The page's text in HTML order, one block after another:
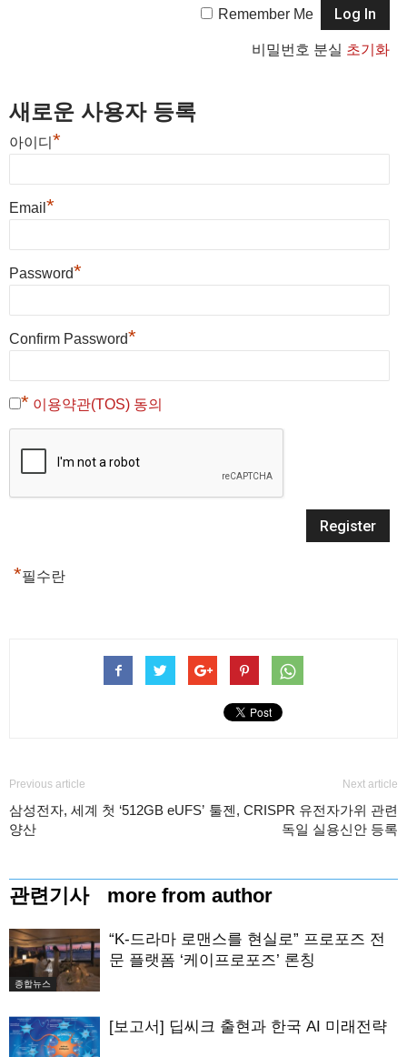
Remember Me
비밀번호 분실 초기화
새로운 사용자 등록
아이디 *
Email *
Password*
Confirm Password*
* 이용약관(TOS) 동의
*필수란
Previous article
삼성전자, 세계 첫 ‘512GB eUFS’
양산
Next article
툴젠, CRISPR 유전자가위 관련
독일 실용신안 등록
관련기사 more from author
종합뉴스
“K-드라마 로맨스를 현실로” 프로포즈 전
문 플랫폼 ‘케이프로포즈’ 론칭
[보고서] 딥씨크 출현과 한국 AI 미래전략